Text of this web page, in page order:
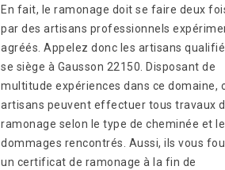
En fait, le ramonage doit se faire deux
par des artisans professionnels
agréés. Appelez donc les artisans
se siège à Gausson 22150. Disposant de
multitude expériences dans ce domaine,
artisans peuvent effectuer tous travaux
ramonage selon le type de cheminée et
dommages rencontrés. Aussi, ils vous
un certificat de ramonage à la fin de